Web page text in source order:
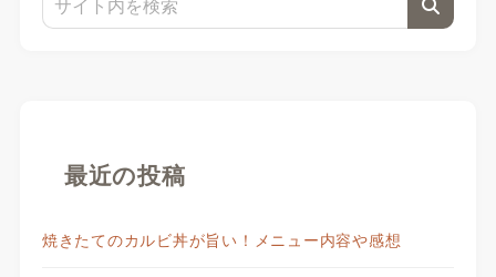
最近の投稿
焼きたてのカルビ丼が旨い！メニュー内容や感想